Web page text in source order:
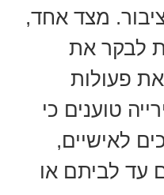
מצד אחד,
לבקר את
פעולות
טוענים כי
לאישיים,
עד לביתם או